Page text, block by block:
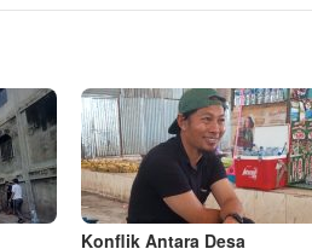
Konflik Antara Desa